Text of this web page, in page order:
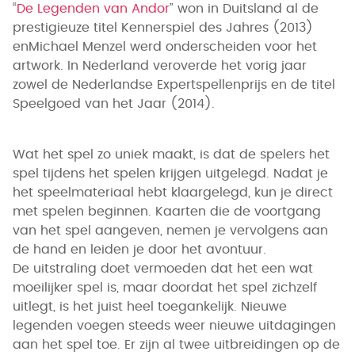
“De Legenden van Andor” won in Duitsland al de
prestigieuze titel Kennerspiel des Jahres (2013)
enMichael Menzel werd onderscheiden voor het
artwork. In Nederland veroverde het vorig jaar
zowel de Nederlandse Expertspellenprijs en de titel
Speelgoed van het Jaar (2014).
Wat het spel zo uniek maakt, is dat de spelers het
spel tijdens het spelen krijgen uitgelegd. Nadat je
het speelmateriaal hebt klaargelegd, kun je direct
met spelen beginnen. Kaarten die de voortgang
van het spel aangeven, nemen je vervolgens aan
de hand en leiden je door het avontuur.
De uitstraling doet vermoeden dat het een wat
moeilijker spel is, maar doordat het spel zichzelf
uitlegt, is het juist heel toegankelijk. Nieuwe
legenden voegen steeds weer nieuwe uitdagingen
aan het spel toe. Er zijn al twee uitbreidingen op de